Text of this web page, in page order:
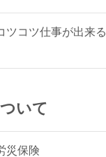
ツコツ仕事が出来る
いて
災保険